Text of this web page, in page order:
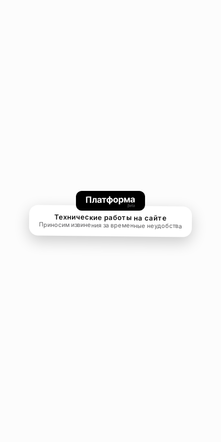
Технические работы на сайте
Приносим извинения за временные неудобства